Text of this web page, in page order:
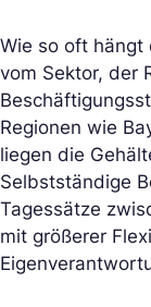
Wie so oft hängt
vom Sektor, der
Regionen wie
liegen die
Selbstständige
Tagessätze
mit größerer